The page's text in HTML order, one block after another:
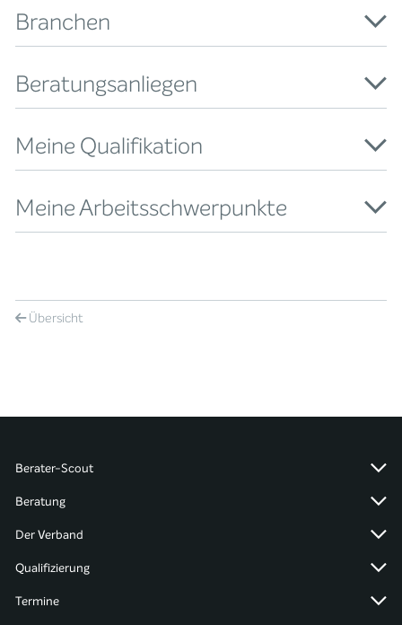
Branchen
Beratungsanliegen
Meine Qualifikation
Meine Arbeitsschwerpunkte
Übersicht
Berater-Scout
Beratung
Der Verband
Qualifizierung
Termine